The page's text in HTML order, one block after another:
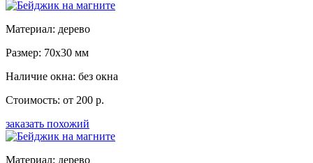
Материал: дерево
Размер: 70x30 мм
Наличие окна: без окна
Стоимость: от 200 р.
заказать похожий
Материал: дерево